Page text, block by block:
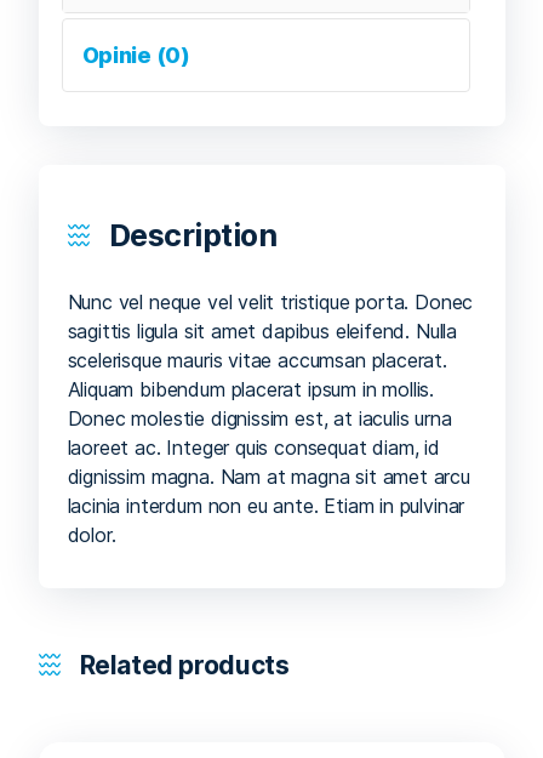
Opinie (0)
Description
Nunc vel neque vel velit tristique porta. Donec
sagittis ligula sit amet dapibus eleifend. Nulla
scelerisque mauris vitae accumsan placerat.
Aliquam bibendum placerat ipsum in mollis.
Donec molestie dignissim est, at iaculis urna
laoreet ac. Integer quis consequat diam, id
dignissim magna. Nam at magna sit amet arcu
lacinia interdum non eu ante. Etiam in pulvinar
dolor.
Related products